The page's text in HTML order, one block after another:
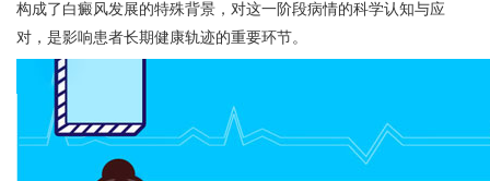
构成了白癜风发展的特殊背景，对这一阶段病情的科学认知与应
对，是影响患者长期健康轨迹的重要环节。